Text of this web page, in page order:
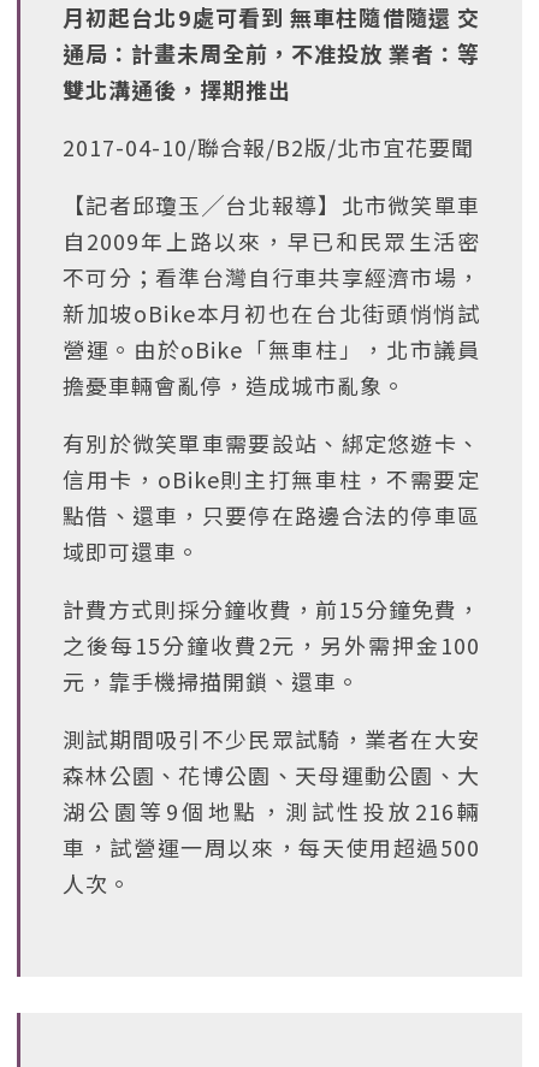
月初起台北9處可看到 無車柱隨借隨還 交
通局：計畫未周全前，不准投放 業者：等
雙北溝通後，擇期推出
2017-04-10/聯合報/B2版/北市宜花要聞
【記者邱瓊玉╱台北報導】北市微笑單車
自2009年上路以來，早已和民眾生活密
不可分；看準台灣自行車共享經濟市場，
新加坡oBike本月初也在台北街頭悄悄試
營運。由於oBike「無車柱」，北市議員
擔憂車輛會亂停，造成城市亂象。
有別於微笑單車需要設站、綁定悠遊卡、
信用卡，oBike則主打無車柱，不需要定
點借、還車，只要停在路邊合法的停車區
域即可還車。
計費方式則採分鐘收費，前15分鐘免費，
之後每15分鐘收費2元，另外需押金100
元，靠手機掃描開鎖、還車。
測試期間吸引不少民眾試騎，業者在大安
森林公園、花博公園、天母運動公園、大
湖公園等9個地點，測試性投放216輛
車，試營運一周以來，每天使用超過500
人次。